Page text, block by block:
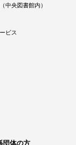
中央図書館内）
ビス
団体の方